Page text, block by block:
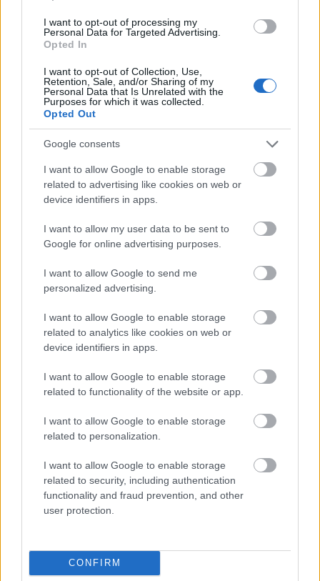
I want to opt-out of processing my
Personal Data for Targeted Advertising.
Opted In
I want to opt-out of Collection, Use,
Retention, Sale, and/or Sharing of my
Personal Data that Is Unrelated with the
Purposes for which it was collected.
Opted Out
Google consents
I want to allow Google to enable storage
related to advertising like cookies on web or
device identifiers in apps.
I want to allow my user data to be sent to
Google for online advertising purposes.
I want to allow Google to send me
personalized advertising.
I want to allow Google to enable storage
related to analytics like cookies on web or
device identifiers in apps.
I want to allow Google to enable storage
related to functionality of the website or app.
I want to allow Google to enable storage
related to personalization.
I want to allow Google to enable storage
related to security, including authentication
functionality and fraud prevention, and other
user protection.
CONFIRM
A r.e.m. beauty új kollekciója egy
csillagközi álom!
Megosztás
Küldés
Messengeren
Itt állíthatod be, hogy a Google
keresőben könnyebben megtaláld a
Kövesd a Glamour cikkeit a